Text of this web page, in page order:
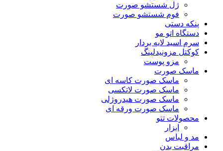
ژل شستشو صورت
فوم شستشو صورت
پنکه دستی
دستگاه اتو مو
سرم اسید لایه بردار
کوکتل مزونیدلینگ
مزو پوست
ماسک صورت
ماسک صورت کاسه ای
ماسک صورت لاتکسی
ماسک صورت هیدروژلی
ماسک صورت ورقه ای
محصولات تتو
ابزار
مد و لباس
مراقبت بدن